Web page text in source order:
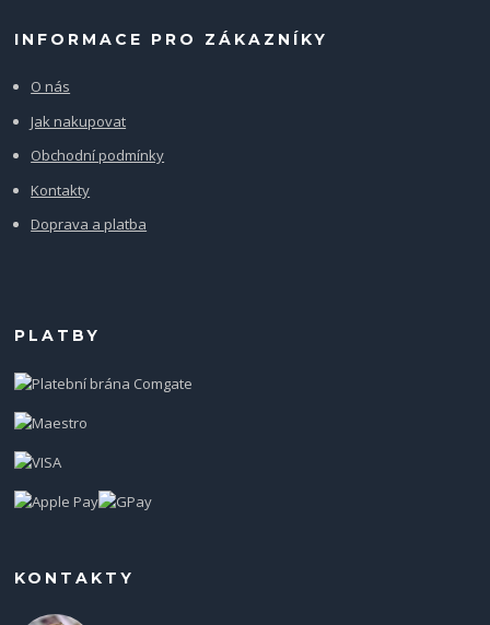
INFORMACE PRO ZÁKAZNÍKY
O nás
Jak nakupovat
Obchodní podmínky
Kontakty
Doprava a platba
PLATBY
KONTAKTY